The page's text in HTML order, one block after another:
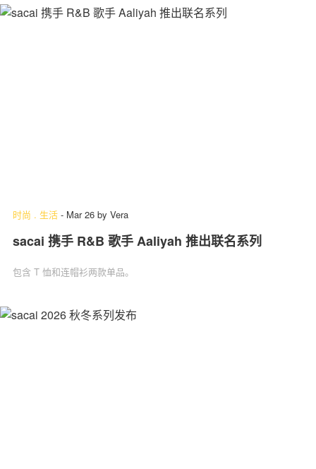
时尚 . 生活 - Mar 26 by Vera
sacai 携手 R&B 歌手 Aaliyah 推出联名系列
包含 T 恤和连帽衫两款单品。